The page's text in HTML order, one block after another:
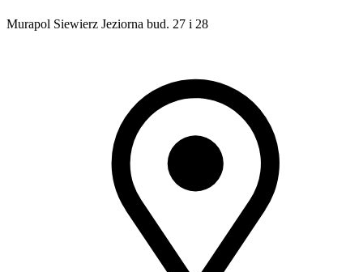
Murapol Siewierz Jeziorna bud. 27 i 28